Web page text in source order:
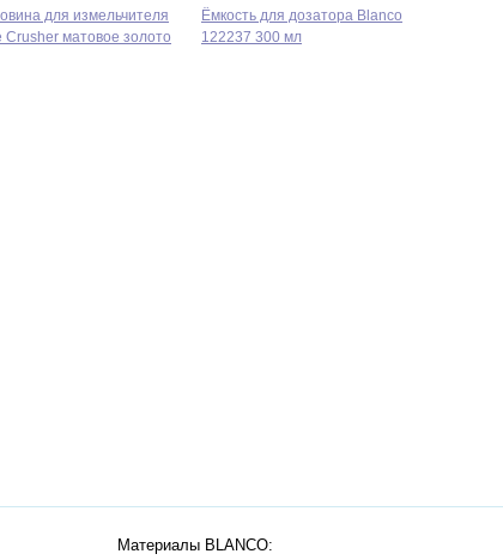
для измельчителя
Crusher матовое золото
Ёмкость для дозатора Blanco
122237 300 мл
Материалы BLANCO: